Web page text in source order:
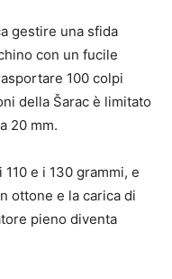
gestire una sfida
con un fucile
100 colpi
della Šarac è limitato
20 mm.
e i 130 grammi, e
ottone e la carica di
pieno diventa